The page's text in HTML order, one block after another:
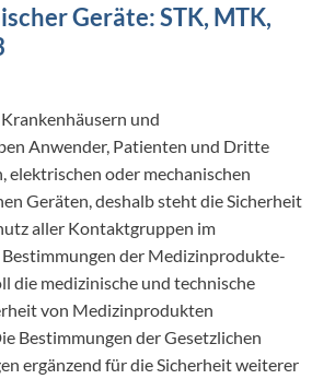
Geräte: STK, MTK,
und
Anwender, Patienten und Dritte
elektrischen oder mechanischen
Geräten, deshalb steht die Sicherheit
aller Kontaktgruppen im
der Medizinprodukte-
die medizinische und technische
von Medizinprodukten
Bestimmungen der Gesetzlichen
ergänzend für die Sicherheit weiterer